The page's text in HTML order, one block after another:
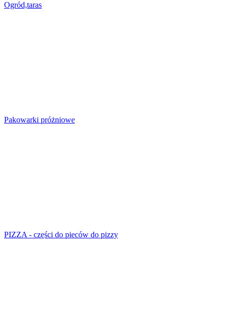
Ogród,taras
Pakowarki próżniowe
PIZZA - części do pieców do pizzy